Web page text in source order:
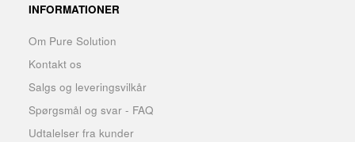
INFORMATIONER
Om Pure Solution
Kontakt os
Salgs og leveringsvilkår
Spørgsmål og svar - FAQ
Udtalelser fra kunder